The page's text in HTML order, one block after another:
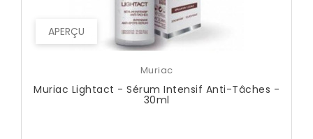
APERÇU
Muriac
Muriac Lightact - Sérum Intensif Anti-Tâches -
30ml